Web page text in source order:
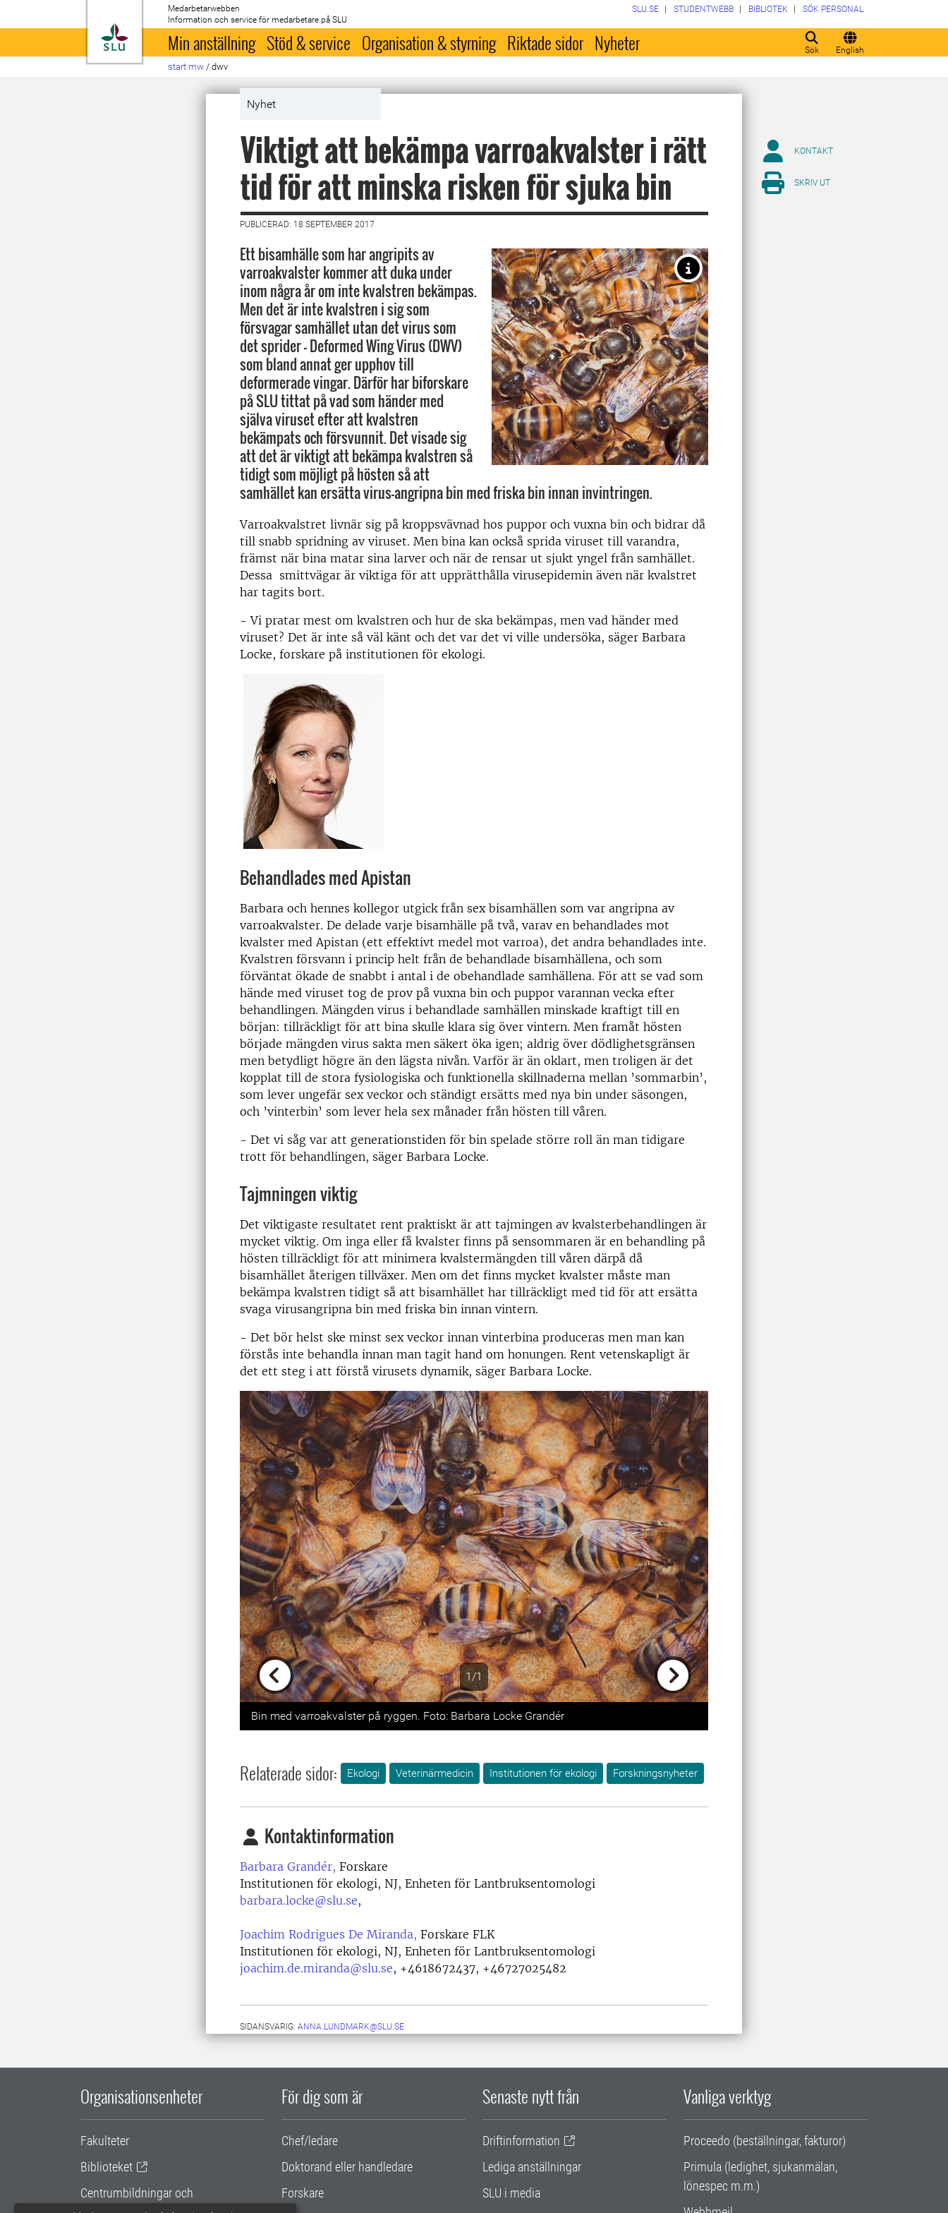
Till startsida
Medarbetarwebben
Information och service för medarbetare på SLU
Sök English
SLU.SE STUDENTWEBB BIBLIOTEK SÖK PERSONAL
Min anställning Stöd & service Organisation & styrning Riktade sidor Nyheter
start mw / dwv
Nyhet
Viktigt att bekämpa varroakvalster i rätt
tid för att minska risken för sjuka bin
PUBLICERAD: 18 SEPTEMBER 2017
Ett bisamhälle som har angripits av
varroakvalster kommer att duka under
inom några år om inte kvalstren bekämpas.
Men det är inte kvalstren i sig som
försvagar samhället utan det virus som
det sprider – Deformed Wing Virus (DWV)
som bland annat ger upphov till
deformerade vingar. Därför har biforskare
på SLU tittat på vad som händer med
själva viruset efter att kvalstren
bekämpats och försvunnit. Det visade sig
att det är viktigt att bekämpa kvalstren så
tidigt som möjligt på hösten så att
samhället kan ersätta virus-angripna bin med friska bin innan invintringen.
Varroakvalstret livnär sig på kroppsvävnad hos puppor och vuxna bin och bidrar då
till snabb spridning av viruset. Men bina kan också sprida viruset till varandra,
främst när bina matar sina larver och när de rensar ut sjukt yngel från samhället.
Dessa smittvägar är viktiga för att upprätthålla virusepidemin även när kvalstret
har tagits bort.
- Vi pratar mest om kvalstren och hur de ska bekämpas, men vad händer med
viruset? Det är inte så väl känt och det var det vi ville undersöka, säger Barbara
Locke, forskare på institutionen för ekologi.
Behandlades med Apistan
Barbara och hennes kollegor utgick från sex bisamhällen som var angripna av
varroakvalster. De delade varje bisamhälle på två, varav en behandlades mot
kvalster med Apistan (ett effektivt medel mot varroa), det andra behandlades inte.
Kvalstren försvann i princip helt från de behandlade bisamhällena, och som
förväntat ökade de snabbt i antal i de obehandlade samhällena. För att se vad som
hände med viruset tog de prov på vuxna bin och puppor varannan vecka efter
behandlingen. Mängden virus i behandlade samhällen minskade kraftigt till en
början: tillräckligt för att bina skulle klara sig över vintern. Men framåt hösten
började mängden virus sakta men säkert öka igen; aldrig över dödlighetsgränsen
men betydligt högre än den lägsta nivån. Varför är än oklart, men troligen är det
kopplat till de stora fysiologiska och funktionella skillnaderna mellan ’sommarbin’,
som lever ungefär sex veckor och ständigt ersätts med nya bin under säsongen,
och ’vinterbin’ som lever hela sex månader från hösten till våren.
- Det vi såg var att generationstiden för bin spelade större roll än man tidigare
trott för behandlingen, säger Barbara Locke.
Tajmningen viktig
Det viktigaste resultatet rent praktiskt är att tajmingen av kvalsterbehandlingen är
mycket viktig. Om inga eller få kvalster finns på sensommaren är en behandling på
hösten tillräckligt för att minimera kvalstermängden till våren därpå då
bisamhället återigen tillväxer. Men om det finns mycket kvalster måste man
bekämpa kvalstren tidigt så att bisamhället har tillräckligt med tid för att ersätta
svaga virusangripna bin med friska bin innan vintern.
- Det bör helst ske minst sex veckor innan vinterbina produceras men man kan
förstås inte behandla innan man tagit hand om honungen. Rent vetenskapligt är
det ett steg i att förstå virusets dynamik, säger Barbara Locke.
1/1
Previous
Bin med varroakvalster på ryggen. Foto: Barbara Locke Grandér
Relaterade sidor: Ekologi Veterinärmedicin Institutionen för ekologi Forskningsnyheter
Kontaktinformation
Barbara Grandér, Forskare
Institutionen för ekologi, NJ, Enheten för Lantbruksentomologi
barbara.locke@slu.se,
Joachim Rodrigues De Miranda, Forskare FLK
Institutionen för ekologi, NJ, Enheten för Lantbruksentomologi
joachim.de.miranda@slu.se, +4618672437, +46727025482
SIDANSVARIG: ANNA.LUNDMARK@SLU.SE
KONTAKT
SKRIV UT
Organisationsenheter
Fakulteter
Biblioteket
Centrumbildningar och
För dig som är
Chef/ledare
Doktorand eller handledare
Forskare
Senaste nytt från
Driftinformation
Lediga anställningar
SLU i media
Vanliga verktyg
Proceedo (beställningar, fakturor)
Primula (ledighet, sjukanmälan,
lönespec m.m.)